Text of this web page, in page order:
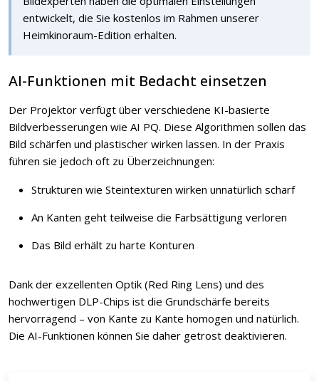
entwickelt, die Sie kostenlos im Rahmen unserer
Heimkinoraum-Edition erhalten.
AI-Funktionen mit Bedacht einsetzen
Der Projektor verfügt über verschiedene KI-basierte
Bildverbesserungen wie AI PQ. Diese Algorithmen sollen das
Bild schärfen und plastischer wirken lassen. In der Praxis
führen sie jedoch oft zu Überzeichnungen:
Strukturen wie Steintexturen wirken unnatürlich scharf
An Kanten geht teilweise die Farbsättigung verloren
Das Bild erhält zu harte Konturen
Dank der exzellenten Optik (Red Ring Lens) und des
hochwertigen DLP-Chips ist die Grundschärfe bereits
hervorragend – von Kante zu Kante homogen und natürlich.
Die AI-Funktionen können Sie daher getrost deaktivieren.